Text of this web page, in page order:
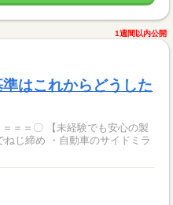
1週間以内公開
はこれからどうした
でも安心の製